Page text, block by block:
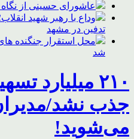
عاشورای حسینی از نگاه
تدفین در مشهد
شد
۲۱۰ میلیارد
جذب نشد/مدیران
می‌شوید!